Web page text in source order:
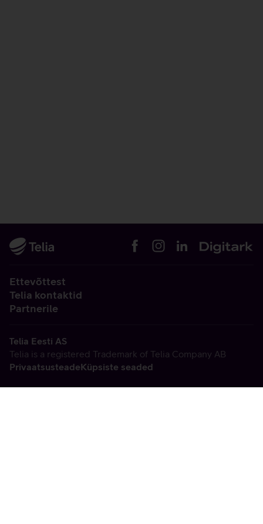
Ettevõttest
Telia kontaktid
Partnerile
Telia Eesti AS
Telia is a registered Trademark of Telia Company AB
PrivaatsusteadeKüpsiste seaded